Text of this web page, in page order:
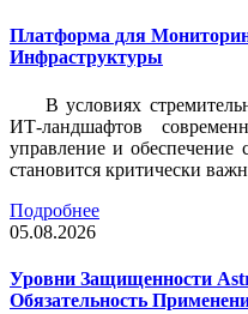
Платформа для
Инфраструктуры
В условиях
ИТ-ландшафтов
управление и обеспечение
становится критически
Подробнее
05.08.2026
Уровни Защищенности
Обязательность